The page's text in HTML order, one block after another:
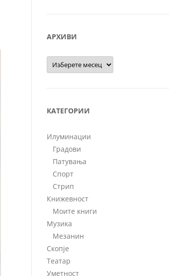
АРХИВИ
Архиви
КАТЕГОРИИ
Илуминации
Градови
Патувања
Спорт
Стрип
Книжевност
Моите книги
Музика
Мезанин
Скопје
Театар
Уметност